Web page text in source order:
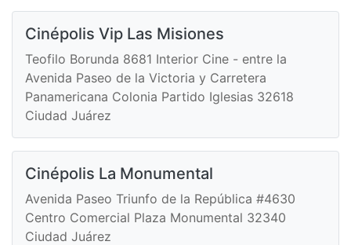
Cinépolis Vip Las Misiones
Teofilo Borunda 8681 Interior Cine - entre la
Avenida Paseo de la Victoria y Carretera
Panamericana Colonia Partido Iglesias 32618
Ciudad Juárez
Cinépolis La Monumental
Avenida Paseo Triunfo de la República #4630
Centro Comercial Plaza Monumental 32340
Ciudad Juárez